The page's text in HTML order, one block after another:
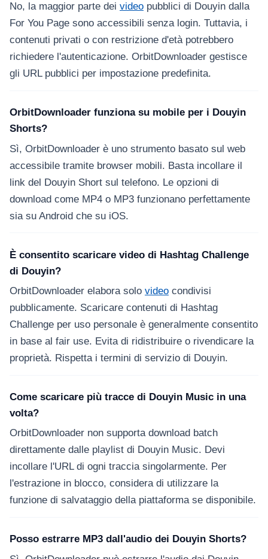
No, la maggior parte dei video pubblici di Douyin dalla
For You Page sono accessibili senza login. Tuttavia, i
contenuti privati o con restrizione d'età potrebbero
richiedere l'autenticazione. OrbitDownloader gestisce
gli URL pubblici per impostazione predefinita.
OrbitDownloader funziona su mobile per i Douyin
Shorts?
Sì, OrbitDownloader è uno strumento basato sul web
accessibile tramite browser mobili. Basta incollare il
link del Douyin Short sul telefono. Le opzioni di
download come MP4 o MP3 funzionano perfettamente
sia su Android che su iOS.
È consentito scaricare video di Hashtag Challenge
di Douyin?
OrbitDownloader elabora solo video condivisi
pubblicamente. Scaricare contenuti di Hashtag
Challenge per uso personale è generalmente consentito
in base al fair use. Evita di ridistribuire o rivendicare la
proprietà. Rispetta i termini di servizio di Douyin.
Come scaricare più tracce di Douyin Music in una
volta?
OrbitDownloader non supporta download batch
direttamente dalle playlist di Douyin Music. Devi
incollare l'URL di ogni traccia singolarmente. Per
l'estrazione in blocco, considera di utilizzare la
funzione di salvataggio della piattaforma se disponibile.
Posso estrarre MP3 dall'audio dei Douyin Shorts?